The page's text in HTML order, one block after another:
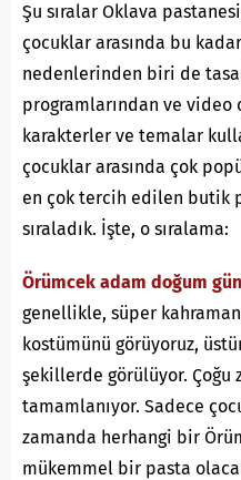
Şu sıralar Oklava
çocuklar arasında bu
nedenlerinden biri de
programlarından ve video
karakterler ve temalar
çocuklar arasında çok
en çok tercih edilen butik
sıraladık. İşte, o sıralama:
Örümcek adam doğum
genellikle, süper
kostümünü görüyoruz,
şekillerde görülüyor. Çoğu
tamamlanıyor. Sadece
zamanda herhangi bir
mükemmel bir pasta